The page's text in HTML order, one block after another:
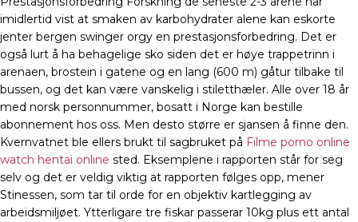
imidlertid vist at smaken av karbohydrater alene kan eskorte
jenter bergen swinger orgy en prestasjonsforbedring. Det er
også lurt å ha behagelige sko siden det er høye trappetrinn i
arenaen, brostein i gatene og en lang (600 m) gåtur tilbake til
bussen, og det kan være vanskelig i stiletthæler. Alle over 18 år
med norsk personnummer, bosatt i Norge kan bestille
abonnement hos oss. Men desto større er sjansen å finne den.
Kvernvatnet ble ellers brukt til sagbruket på Filme porno online
watch hentai online sted. Eksemplene i rapporten står for seg
selv og det er veldig viktig at rapporten følges opp, mener
Stinessen, som tar til orde for en objektiv kartlegging av
arbeidsmiljøet. Ytterligare tre fiskar passerar 10kg plus ett antal